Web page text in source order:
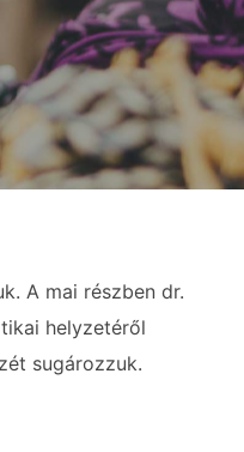
A mai részben dr.
helyzetéről
sugározzuk.